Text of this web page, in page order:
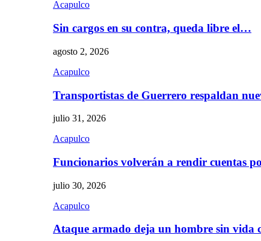
Acapulco
Sin cargos en su contra, queda libre el…
agosto 2, 2026
Acapulco
Transportistas de Guerrero respaldan
julio 31, 2026
Acapulco
Funcionarios volverán a rendir cuentas
julio 30, 2026
Acapulco
Ataque armado deja un hombre sin vida